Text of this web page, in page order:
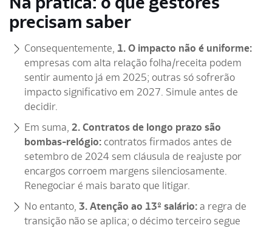
precisam saber
Consequentemente, 1. O impacto não é uniforme:
empresas com alta relação folha/receita podem
sentir aumento já em 2025; outras só sofrerão
impacto significativo em 2027. Simule antes de
decidir.
Em suma, 2. Contratos de longo prazo são
bombas-relógio: contratos firmados antes de
setembro de 2024 sem cláusula de reajuste por
encargos corroem margens silenciosamente.
Renegociar é mais barato que litigar.
No entanto, 3. Atenção ao 13º salário: a regra de
transição não se aplica; o décimo terceiro segue